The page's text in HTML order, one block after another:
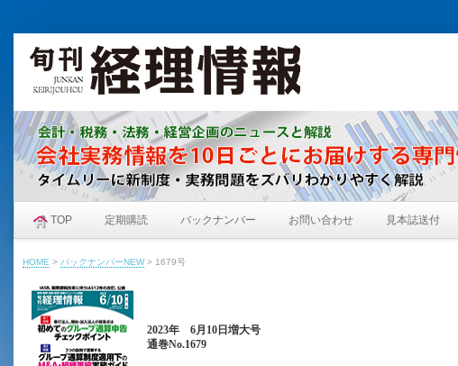
TOP 定期購読 バックナンバー お問い合わせ 見本誌送付
HOME > バックナンバーNEW> 1679号
2023年 6月10日増大号
通巻No.1679